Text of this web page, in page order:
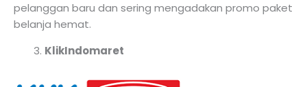
pelanggan baru dan sering mengadakan promo paket
belanja hemat.
KlikIndomaret